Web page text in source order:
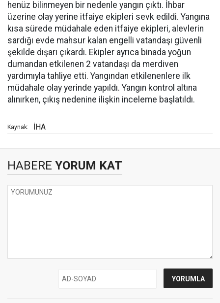
henüz bilinmeyen bir nedenle yangın çıktı. İhbar
üzerine olay yerine itfaiye ekipleri sevk edildi. Yangına
kısa sürede müdahale eden itfaiye ekipleri, alevlerin
sardığı evde mahsur kalan engelli vatandaşı güvenli
şekilde dışarı çıkardı. Ekipler ayrıca binada yoğun
dumandan etkilenen 2 vatandaşı da merdiven
yardımıyla tahliye etti. Yangından etkilenenlere ilk
müdahale olay yerinde yapıldı. Yangın kontrol altına
alınırken, çıkış nedenine ilişkin inceleme başlatıldı.
Kaynak: İHA
HABERE YORUM KAT